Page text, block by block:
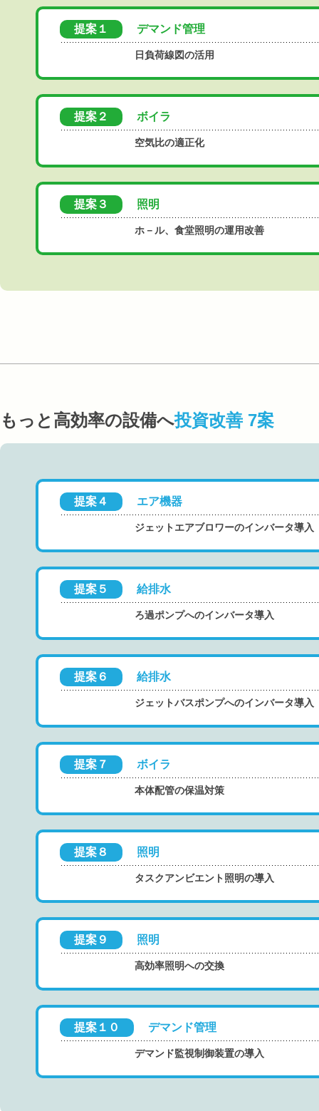
提案１ デマンド管理
日負荷線図の活用
提案２ ボイラ
空気比の適正化
提案３ 照明
ホ－ル、食堂照明の運用改善
もっと高効率の設備へ投資改善 7案
提案４ エア機器
ジェットエアブロワーのインバータ導入
提案５ 給排水
ろ過ポンプへのインバータ導入
提案６ 給排水
ジェットバスポンプへのインバータ導入
提案７ ボイラ
本体配管の保温対策
提案８ 照明
タスクアンビエント照明の導入
提案９ 照明
高効率照明への交換
提案１０ デマンド管理
デマンド監視制御装置の導入